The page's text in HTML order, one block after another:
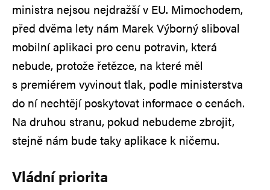
ministra nejsou nejdražší v EU. Mimochodem,
před dvěma lety nám Marek Výborný sliboval
mobilní aplikaci pro cenu potravin, která
nebude, protože řetězce, na které měl
s premiérem vyvinout tlak, podle ministerstva
do ní nechtějí poskytovat informace o cenách.
Na druhou stranu, pokud nebudeme zbrojit,
stejně nám bude taky aplikace k ničemu.
Vládní priorita